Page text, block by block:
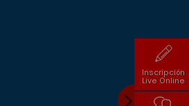
Inscripción
Live Online